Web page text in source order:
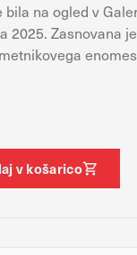
bila na ogled v
2025. Zasnovana
v košarico
večinoma v obliki
spletno mesto
vendar vam lahko
različna imena
vpliva na vašo
so nastavljeni samo
Vedno aktivni